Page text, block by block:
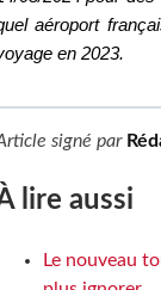
aéroport
en 2023.
signé par
lire aussi
Le nouveau